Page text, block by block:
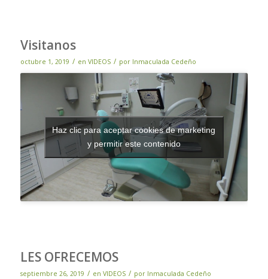
Visitanos
octubre 1, 2019 / en VIDEOS / por Inmaculada Cedeño
Haz clic para aceptar cookies de marketing
y permitir este contenido
LES OFRECEMOS
septiembre 26, 2019 / en VIDEOS / por Inmaculada Cedeño